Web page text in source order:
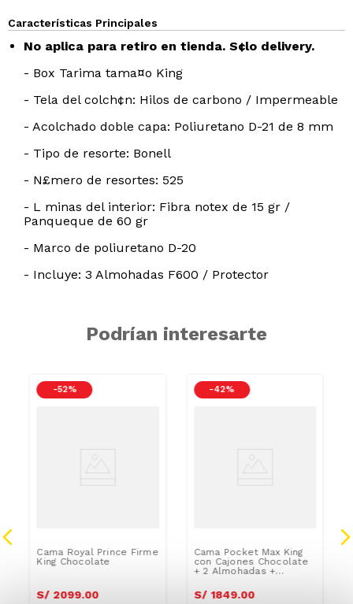
Características Principales
No aplica para retiro en tienda. S¢lo delivery.
- Box Tarima tama¤o King
- Tela del colch¢n: Hilos de carbono / Impermeable
- Acolchado doble capa: Poliuretano D-21 de 8 mm
- Tipo de resorte: Bonell
- N£mero de resortes: 525
- L minas del interior: Fibra notex de 15 gr /
Panqueque de 60 gr
- Marco de poliuretano D-20
- Incluye: 3 Almohadas F600 / Protector
Podrían interesarte
-52 %
Cama Royal Prince Firme
King Chocolate
S/ 2099.00
-42 %
Cama Pocket Max King
con Cajones Chocolate
+ 2 Almohadas +
S/ 1849.00